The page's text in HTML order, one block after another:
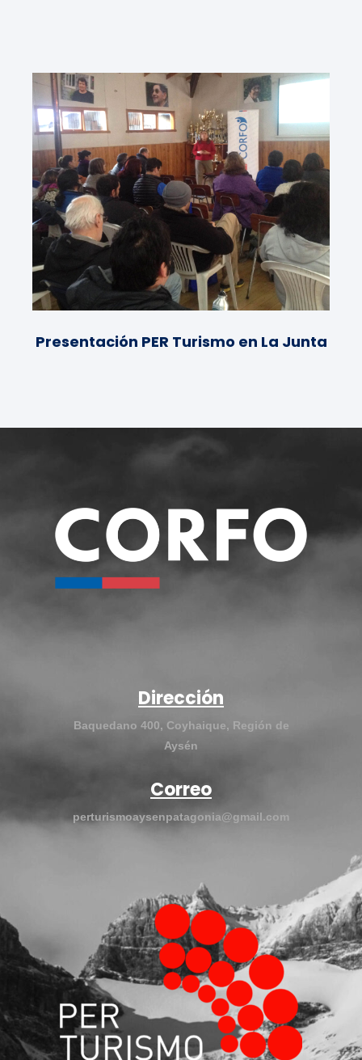
Presentación PER Turismo en La Junta
Dirección
Baquedano 400, Coyhaique, Región de
Aysén
Correo
perturismoaysenpatagonia@gmail.com